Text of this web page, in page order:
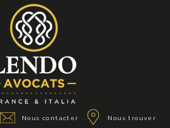
Nous contacter Nous trouver